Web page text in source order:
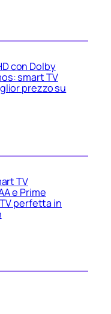
con Dolby
smart TV
prezzo su
TV
e Prime
perfetta in